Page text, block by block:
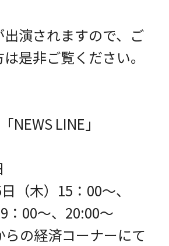
演されますので、ご
是非ご覧ください。
NEWS LINE」
（木）15：00～、
：00～、20:00～
らの経済コーナーにて